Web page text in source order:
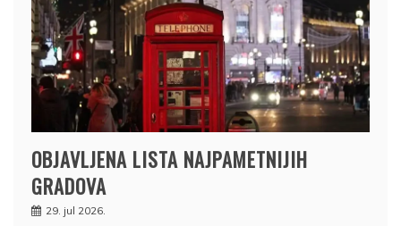
OBJAVLJENA LISTA NAJPAMETNIJIH
GRADOVA
29. jul 2026.